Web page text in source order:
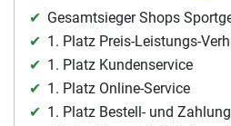
Gesamtsieger Shops
1. Platz Preis-Leistungs-
1. Platz Kundenservice
1. Platz Online-Service
1. Platz Bestell- und